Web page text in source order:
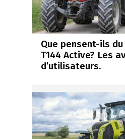
Que pensent-ils
T144 Active? Les
d’utilisateurs.